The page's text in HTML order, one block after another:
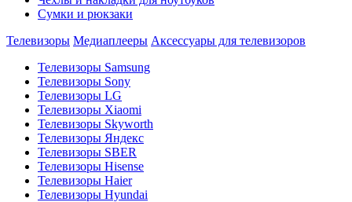
Сумки и рюкзаки
Телевизоры Медиаплееры Аксессуары для телевизоров
Телевизоры Samsung
Телевизоры Sony
Телевизоры LG
Телевизоры Xiaomi
Телевизоры Skyworth
Телевизоры Яндекс
Телевизоры SBER
Телевизоры Hisense
Телевизоры Haier
Телевизоры Hyundai